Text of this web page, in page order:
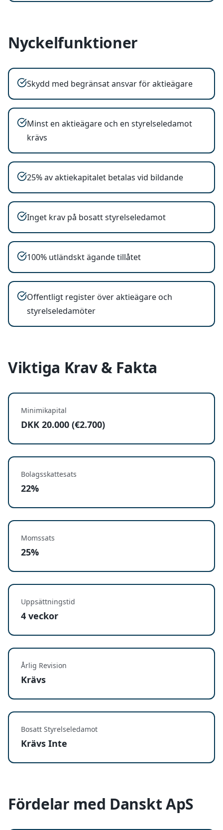
Nyckelfunktioner
Skydd med begränsat ansvar för aktieägare
Minst en aktieägare och en styrelseledamot
krävs
25% av aktiekapitalet betalas vid bildande
Inget krav på bosatt styrelseledamot
100% utländskt ägande tillåtet
Offentligt register över aktieägare och
styrelseledamöter
Viktiga Krav & Fakta
Minimikapital
DKK 20.000 (€2.700)
Bolagsskattesats
22%
Momssats
25%
Uppsättningstid
4 veckor
Årlig Revision
Krävs
Bosatt Styrelseledamot
Krävs Inte
Fördelar med Danskt ApS